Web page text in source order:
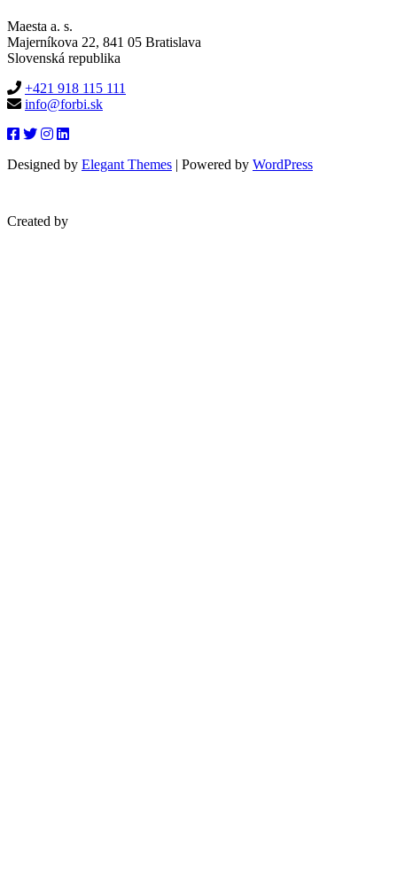
Maesta a. s.
Majerníkova 22, 841 05 Bratislava
Slovenská republika
+421 918 115 111
info@forbi.sk
Designed by Elegant Themes | Powered by WordPress
Created by